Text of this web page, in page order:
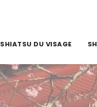
SHIATSU DU VISAGE